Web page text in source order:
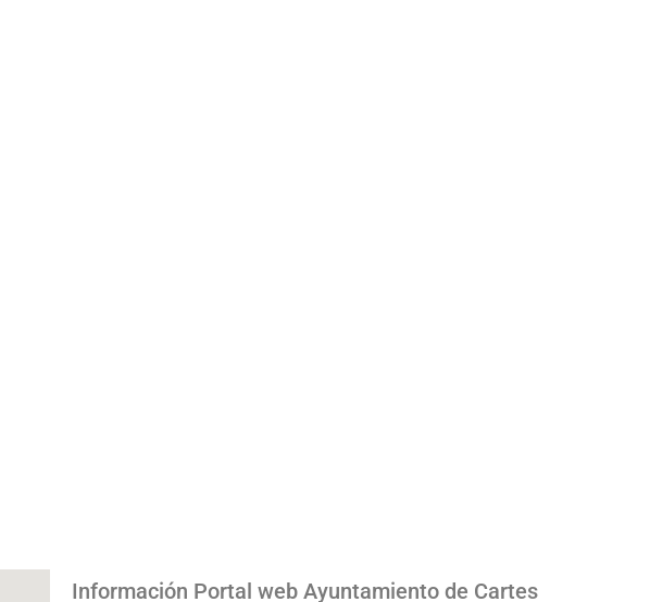
Información Portal web Ayuntamiento de Cartes